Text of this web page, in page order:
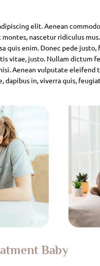
elit. Aenean
nascetur ridiculus
quis enim. Donec pede
vitae, justo. Nullam dictum
Aenean vulputate
dapibus in, viverra quis,
Baby